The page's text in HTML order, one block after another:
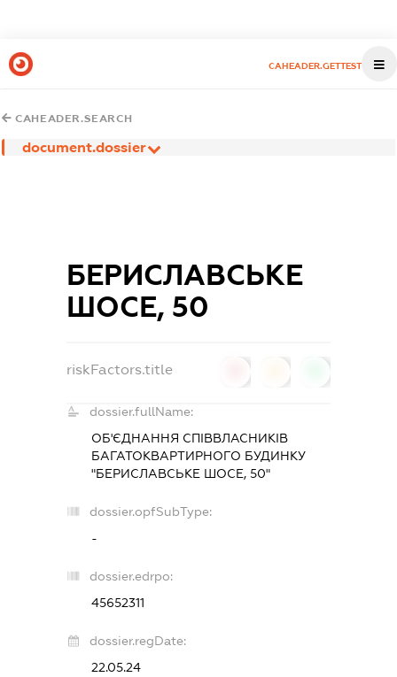
CAHEADER.GETTEST
CAHEADER.SEARCH
document.dossier
БЕРИСЛАВСЬКЕ
ШОСЕ, 50
riskFactors.title
dossier.fullName:
ОБ'ЄДНАННЯ СПІВВЛАСНИКІВ
БАГАТОКВАРТИРНОГО БУДИНКУ
"БЕРИСЛАВСЬКЕ ШОСЕ, 50"
dossier.opfSubType:
-
dossier.edrpo:
45652311
dossier.regDate:
22.05.24